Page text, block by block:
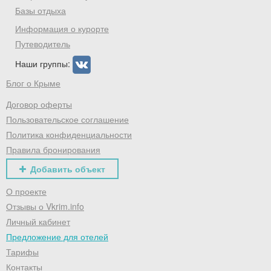
Базы отдыха
Информация о курорте
Путеводитель
Наши группы:
Блог о Крыме
Договор оферты
Пользовательское соглашение
Политика конфиденциальности
Правила бронирования
Добавить объект
О проекте
Отзывы о Vkrim.info
Личный кабинет
Предложение для отелей
Тарифы
Контакты